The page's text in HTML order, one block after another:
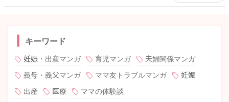
キーワード
妊娠・出産マンガ 育児マンガ
夫婦関係マンガ
義母・義父マンガ
ママ友トラブルマンガ
妊娠
出産
医療 ママの体験談